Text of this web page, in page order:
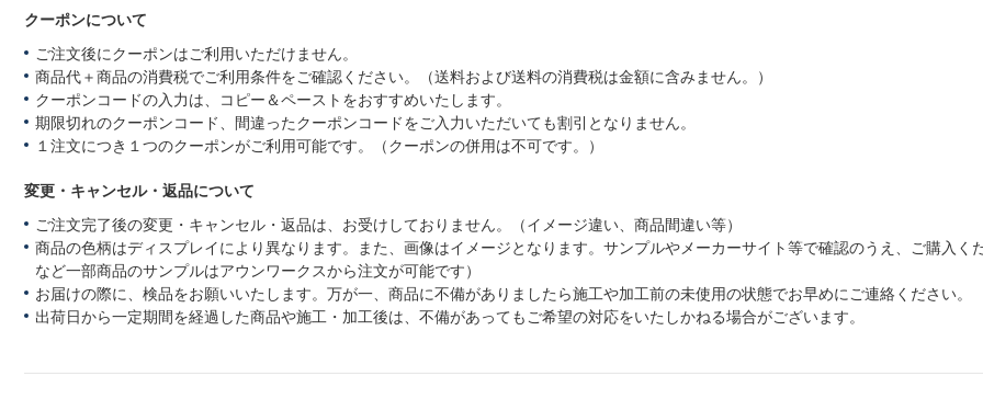
クーポンについて
ご注文後にクーポンはご利用いただけません。
商品代＋商品の消費税でご利用条件をご確認ください。（送料および送料の消費税は金額に含みません。）
クーポンコードの入力は、コピー＆ペーストをおすすめいたします。
期限切れのクーポンコード、間違ったクーポンコードをご入力いただいても割引となりません。
１注文につき１つのクーポンがご利用可能です。（クーポンの併用は不可です。）
変更・キャンセル・返品について
ご注文完了後の変更・キャンセル・返品は、お受けしておりません。（イメージ違い、商品間違い等）
商品の色柄はディスプレイにより異なります。また、画像はイメージとなります。サンプルやメーカーサイト等で確認のうえ、ご購入く
など一部商品のサンプルはアウンワークスから注文が可能です）
お届けの際に、検品をお願いいたします。万が一、商品に不備がありましたら施工や加工前の未使用の状態でお早めにご連絡ください。
出荷日から一定期間を経過した商品や施工・加工後は、不備があってもご希望の対応をいたしかねる場合がございます。